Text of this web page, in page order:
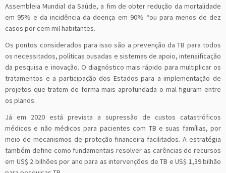
Assembleia Mundial da Saúde, a fim de obter redução da mortalidade
em 95% e da incidência da doença em 90% “ou para menos de dez
casos por cem mil habitantes.
Os pontos considerados para isso são a prevenção da TB para todos
os necessitados, políticas ousadas e sistemas de apoio, intensificação
da pesquisa e inovação. O diagnóstico mais rápido para multiplicar os
tratamentos e a participação dos Estados para a implementação de
projetos que tratem de forma mais aprofundada o mal figuram entre
os planos.
Já em 2020 está prevista a supressão de custos catastróficos
médicos e não médicos para pacientes com TB e suas famílias, por
meio de mecanismos de proteção financeira facilitados. A estratégia
também define como fundamentais resolver as carências de recursos
em US$ 2 bilhões por ano para as intervenções de TB e US$ 1,39 bilhão